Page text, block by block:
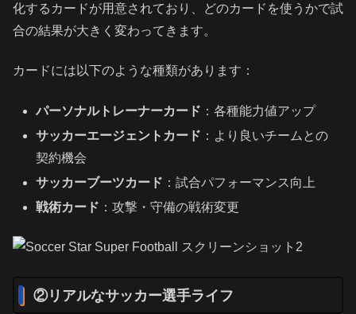
化するカードが用意されており、どのカードを使うかで試
合の結果が大きく変わってきます。
カードには以下のような種類があります：
パーソナルトレーナーカード ：各種能力値アップ
サッカーエージェントカード ：より良いチームとの
契約機会
サッカーブーツカード ：試合パフォーマンス向上
戦術カード ：攻撃・守備の戦術変更
②リアルなサッカー選手ライフ